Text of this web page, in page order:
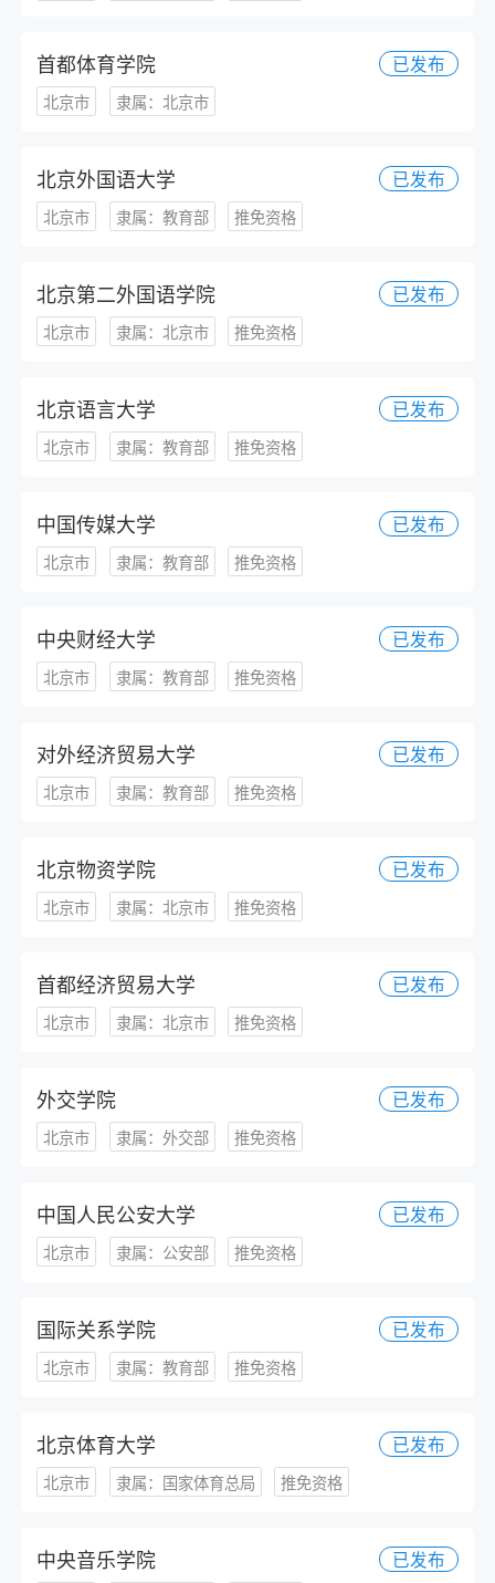
首都体育学院 已发布
北京市 隶属：北京市
北京外国语大学 已发布
北京市 隶属：教育部 推免资格
北京第二外国语学院 已发布
北京市 隶属：北京市 推免资格
北京语言大学 已发布
北京市 隶属：教育部 推免资格
中国传媒大学 已发布
北京市 隶属：教育部 推免资格
中央财经大学 已发布
北京市 隶属：教育部 推免资格
对外经济贸易大学 已发布
北京市 隶属：教育部 推免资格
北京物资学院 已发布
北京市 隶属：北京市 推免资格
首都经济贸易大学 已发布
北京市 隶属：北京市 推免资格
外交学院 已发布
北京市 隶属：外交部 推免资格
中国人民公安大学 已发布
北京市 隶属：公安部 推免资格
国际关系学院 已发布
北京市 隶属：教育部 推免资格
北京体育大学 已发布
北京市 隶属：国家体育总局 推免资格
中央音乐学院 已发布